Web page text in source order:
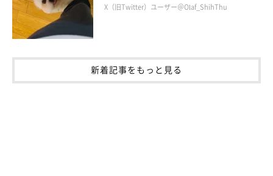
X（旧Twitter）ユーザー＠Olaf_ShihThu
新着記事をもっと見る